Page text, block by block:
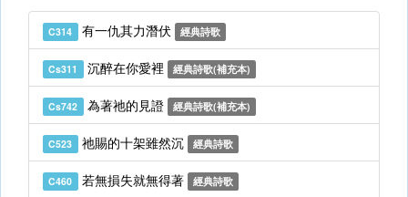
C314 有一仇其力潛伏 經典詩歌
Cs311 沉醉在你愛裡 經典詩歌(補充本)
Cs742 為著祂的見證 經典詩歌(補充本)
C523 祂賜的十架雖然沉 經典詩歌
C460 若無損失就無得著 經典詩歌